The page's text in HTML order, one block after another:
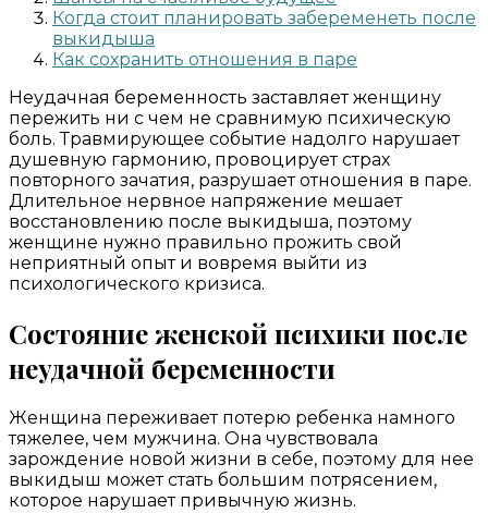
Когда стоит планировать забеременеть после
выкидыша
Как сохранить отношения в паре
Неудачная беременность заставляет женщину
пережить ни с чем не сравнимую психическую
боль. Травмирующее событие надолго нарушает
душевную гармонию, провоцирует страх
повторного зачатия, разрушает отношения в паре.
Длительное нервное напряжение мешает
восстановлению после выкидыша, поэтому
женщине нужно правильно прожить свой
неприятный опыт и вовремя выйти из
психологического кризиса.
Состояние женской психики после
неудачной беременности
Женщина переживает потерю ребенка намного
тяжелее, чем мужчина. Она чувствовала
зарождение новой жизни в себе, поэтому для нее
выкидыш может стать большим потрясением,
которое нарушает привычную жизнь.